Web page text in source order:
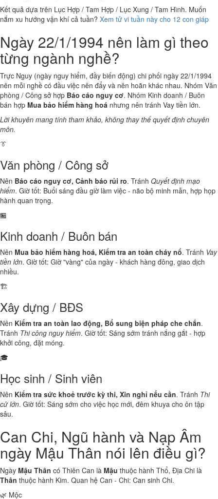
Kết quả dựa trên Lục Hợp / Tam Hợp / Lục Xung / Tam Hình. Muốn
nắm xu hướng vận khí cả tuần? Xem tử vi tuần này cho 12 con giáp
Ngày 22/1/1994 nên làm gì theo
từng ngành nghề?
Trực Nguy (ngày nguy hiểm, đầy biến động) chi phối ngày 22/1/1994
nên mỗi nghề có đầu việc nên đẩy và nên hoãn khác nhau. Nhóm Văn
phòng / Công sở hợp Báo cáo nguy cơ. Nhóm Kinh doanh / Buôn
bán hợp Mua bảo hiểm hàng hoá nhưng nên tránh Vay tiền lớn.
Lời khuyên mang tính tham khảo, không thay thế quyết định chuyên
môn.
👔
Văn phòng / Công sở
Nên Báo cáo nguy cơ, Cảnh báo rủi ro. Tránh Quyết định mạo
hiểm. Giờ tốt: Buổi sáng đầu giờ làm việc - não bộ minh mẫn, hợp họp
hành quan trọng.
🏪
Kinh doanh / Buôn bán
Nên Mua bảo hiểm hàng hoá, Kiểm tra an toàn cháy nổ. Tránh Vay
tiền lớn. Giờ tốt: Giờ "vàng" của ngày - khách hàng đông, giao dịch
nhiều.
🏗️
Xây dựng / BĐS
Nên Kiểm tra an toàn lao động, Bổ sung biện pháp che chắn.
Tránh Thi công nguy hiểm. Giờ tốt: Sáng sớm tránh nắng gắt - hợp
khởi công, đặt móng.
🎓
Học sinh / Sinh viên
Nên Kiểm tra sức khoẻ trước kỳ thi, Xin nghỉ nếu cần. Tránh Thi
cử lớn. Giờ tốt: Sáng sớm cho việc học mới, đêm khuya cho ôn tập
sâu.
Can Chi, Ngũ hành và Nạp Âm
ngày Mậu Thân nói lên điều gì?
Ngày Mậu Thân có Thiên Can là Mậu thuộc hành Thổ, Địa Chi là
Thân thuộc hành Kim. Quan hệ Can - Chi: Can sinh Chi.
🌿 Mộc